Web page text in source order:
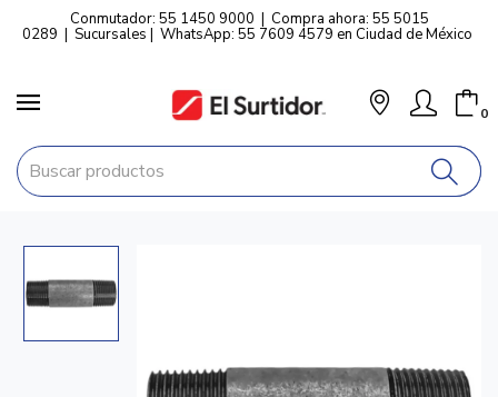
Conmutador: 55 1450 9000 | Compra ahora: 55 5015
0289 | Sucursales | WhatsApp: 55 7609 4579 en Ciudad de México
0